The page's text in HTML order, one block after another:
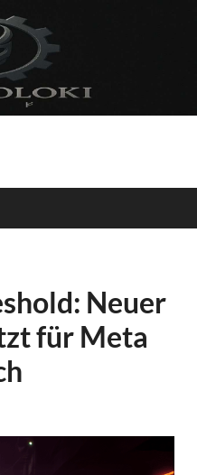
Gaming
Klassiker.
Neuer
für Meta